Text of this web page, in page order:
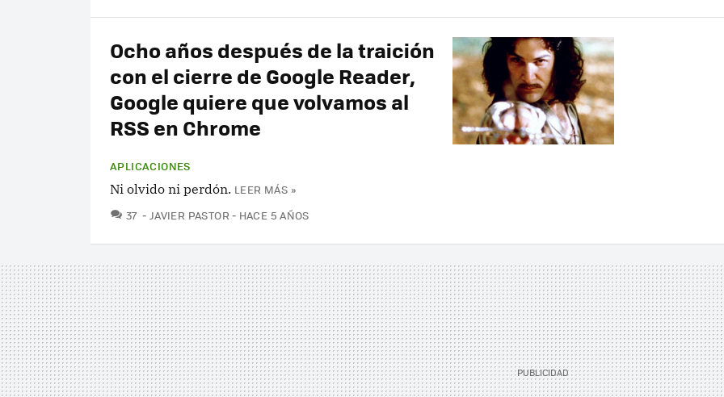
Ocho años después de la traición
con el cierre de Google Reader,
Google quiere que volvamos al
RSS en Chrome
APLICACIONES
Ni olvido ni perdón. LEER MÁS »
37 COMENTARIOS
JAVIER PASTOR HACE 5 AÑOS